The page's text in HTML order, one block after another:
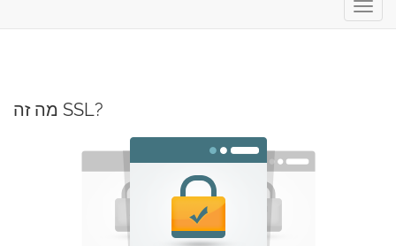
ניווט
מה זה SSL?